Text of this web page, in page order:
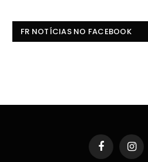
FR NOTÍCIAS NO FACEBOOK
Facebook